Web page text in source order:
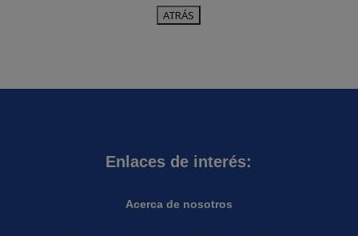
Enlaces de interés:
Acerca de nosotros